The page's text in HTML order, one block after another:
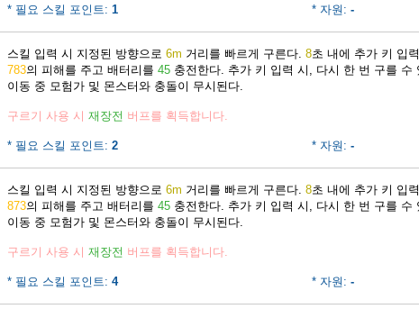
* 필요 스킬 포인트: 1 * 자원: -
스킬 입력 시 지정된 방향으로 6m 거리를 빠르게 구른다. 8초 내에 추가 키 입
783의 피해를 주고 배터리를 45 충전한다. 추가 키 입력 시, 다시 한 번 구를 수
이동 중 모험가 및 몬스터와 충돌이 무시된다.
구르기 사용 시 재장전 버프를 획득합니다.
* 필요 스킬 포인트: 2 * 자원: -
스킬 입력 시 지정된 방향으로 6m 거리를 빠르게 구른다. 8초 내에 추가 키 입
873의 피해를 주고 배터리를 45 충전한다. 추가 키 입력 시, 다시 한 번 구를 수
이동 중 모험가 및 몬스터와 충돌이 무시된다.
구르기 사용 시 재장전 버프를 획득합니다.
* 필요 스킬 포인트: 4 * 자원: -